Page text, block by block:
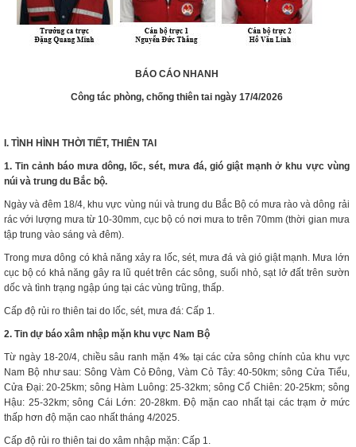
BÁO CÁO NHANH
Công tác phòng, chống thiên tai ngày 17/4/2026
I. TÌNH HÌNH THỜI TIẾT, THIÊN TAI
1. Tin cảnh báo mưa dông, lốc, sét, mưa đá, gió giật mạnh ở khu vực vùng
núi và trung du Bắc bộ.
Ngày và đêm 18/4, khu vực vùng núi và trung du Bắc Bộ có mưa rào và dông rải
rác với lượng mưa từ 10-30mm, cục bộ có nơi mưa to trên 70mm (thời gian mưa
tập trung vào sáng và đêm).
Trong mưa dông có khả năng xảy ra lốc, sét, mưa đá và gió giật mạnh. Mưa lớn
cục bộ có khả năng gây ra lũ quét trên các sông, suối nhỏ, sạt lở đất trên sườn
dốc và tình trạng ngập úng tại các vùng trũng, thấp.
Cấp độ rủi ro thiên tai do lốc, sét, mưa đá: Cấp 1.
2. Tin dự báo xâm nhập mặn khu vực Nam Bộ
Từ ngày 18-20/4, chiều sâu ranh mặn 4‰ tại các cửa sông chính của khu vực
Nam Bộ như sau: Sông Vàm Cỏ Đông, Vàm Cỏ Tây: 40-50km; sông Cửa Tiểu,
Cửa Đại: 20-25km; sông Hàm Luông: 25-32km; sông Cổ Chiên: 20-25km; sông
Hậu: 25-32km; sông Cái Lớn: 20-28km. Độ mặn cao nhất tại các trạm ở mức
thấp hơn độ mặn cao nhất tháng 4/2025.
Cấp độ rủi ro thiên tai do xâm nhập mặn: Cấp 1.